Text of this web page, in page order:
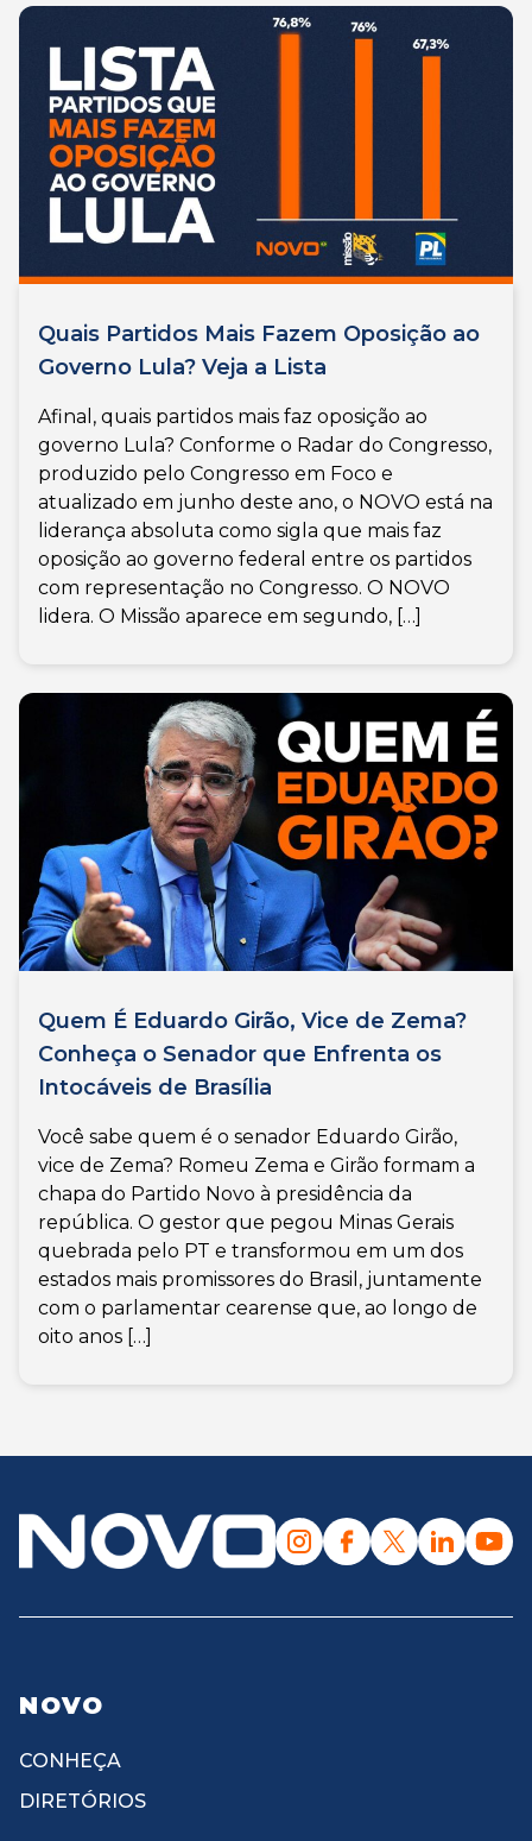
Quais Partidos Mais Fazem Oposição ao
Governo Lula? Veja a Lista
Afinal, quais partidos mais faz oposição ao
governo Lula? Conforme o Radar do Congresso,
produzido pelo Congresso em Foco e
atualizado em junho deste ano, o NOVO está na
liderança absoluta como sigla que mais faz
oposição ao governo federal entre os partidos
com representação no Congresso. O NOVO
lidera. O Missão aparece em segundo, […]
Quem É Eduardo Girão, Vice de Zema?
Conheça o Senador que Enfrenta os
Intocáveis de Brasília
Você sabe quem é o senador Eduardo Girão,
vice de Zema? Romeu Zema e Girão formam a
chapa do Partido Novo à presidência da
república. O gestor que pegou Minas Gerais
quebrada pelo PT e transformou em um dos
estados mais promissores do Brasil, juntamente
com o parlamentar cearense que, ao longo de
oito anos […]
NOVO
CONHEÇA
DIRETÓRIOS